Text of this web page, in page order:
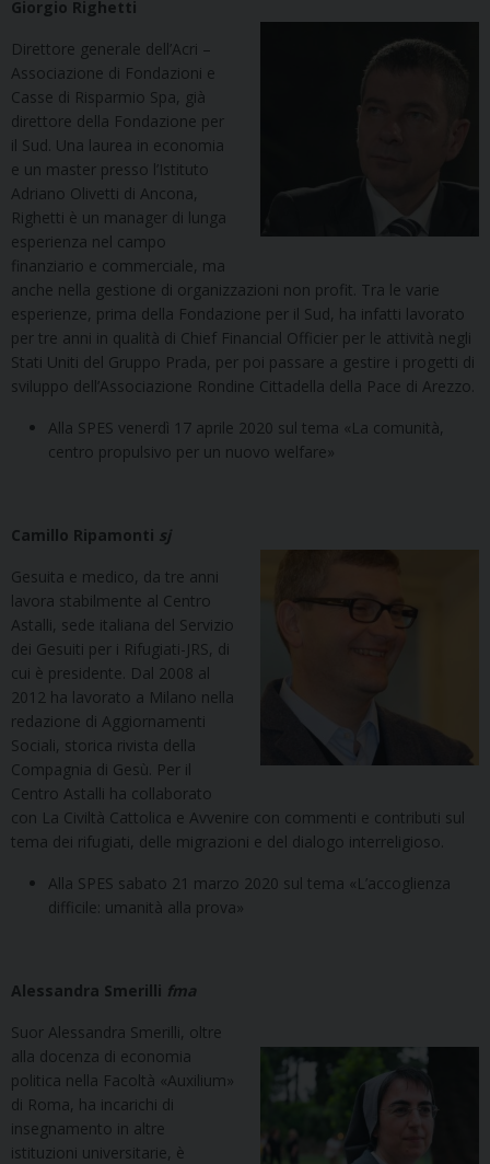
Giorgio Righetti
Direttore generale dell’Acri –
Associazione di Fondazioni e
Casse di Risparmio Spa, già
direttore della Fondazione per
il Sud. Una laurea in economia
e un master presso l’Istituto
Adriano Olivetti di Ancona,
Righetti è un manager di lunga
esperienza nel campo
finanziario e commerciale, ma
anche nella gestione di organizzazioni non profit. Tra le varie
esperienze, prima della Fondazione per il Sud, ha infatti lavorato
per tre anni in qualità di Chief Financial Officier per le attività negli
Stati Uniti del Gruppo Prada, per poi passare a gestire i progetti di
sviluppo dell’Associazione Rondine Cittadella della Pace di Arezzo.
Alla SPES venerdì 17 aprile 2020 sul tema «La comunità,
centro propulsivo per un nuovo welfare»
Camillo Ripamonti sj
Gesuita e medico, da tre anni
lavora stabilmente al Centro
Astalli, sede italiana del Servizio
dei Gesuiti per i Rifugiati-JRS, di
cui è presidente. Dal 2008 al
2012 ha lavorato a Milano nella
redazione di Aggiornamenti
Sociali, storica rivista della
Compagnia di Gesù. Per il
Centro Astalli ha collaborato
con La Civiltà Cattolica e Avvenire con commenti e contributi sul
tema dei rifugiati, delle migrazioni e del dialogo interreligioso.
Alla SPES sabato 21 marzo 2020 sul tema «L’accoglienza
difficile: umanità alla prova»
Alessandra Smerilli fma
Suor Alessandra Smerilli, oltre
alla docenza di economia
politica nella Facoltà «Auxilium»
di Roma, ha incarichi di
insegnamento in altre
istituzioni universitarie, è